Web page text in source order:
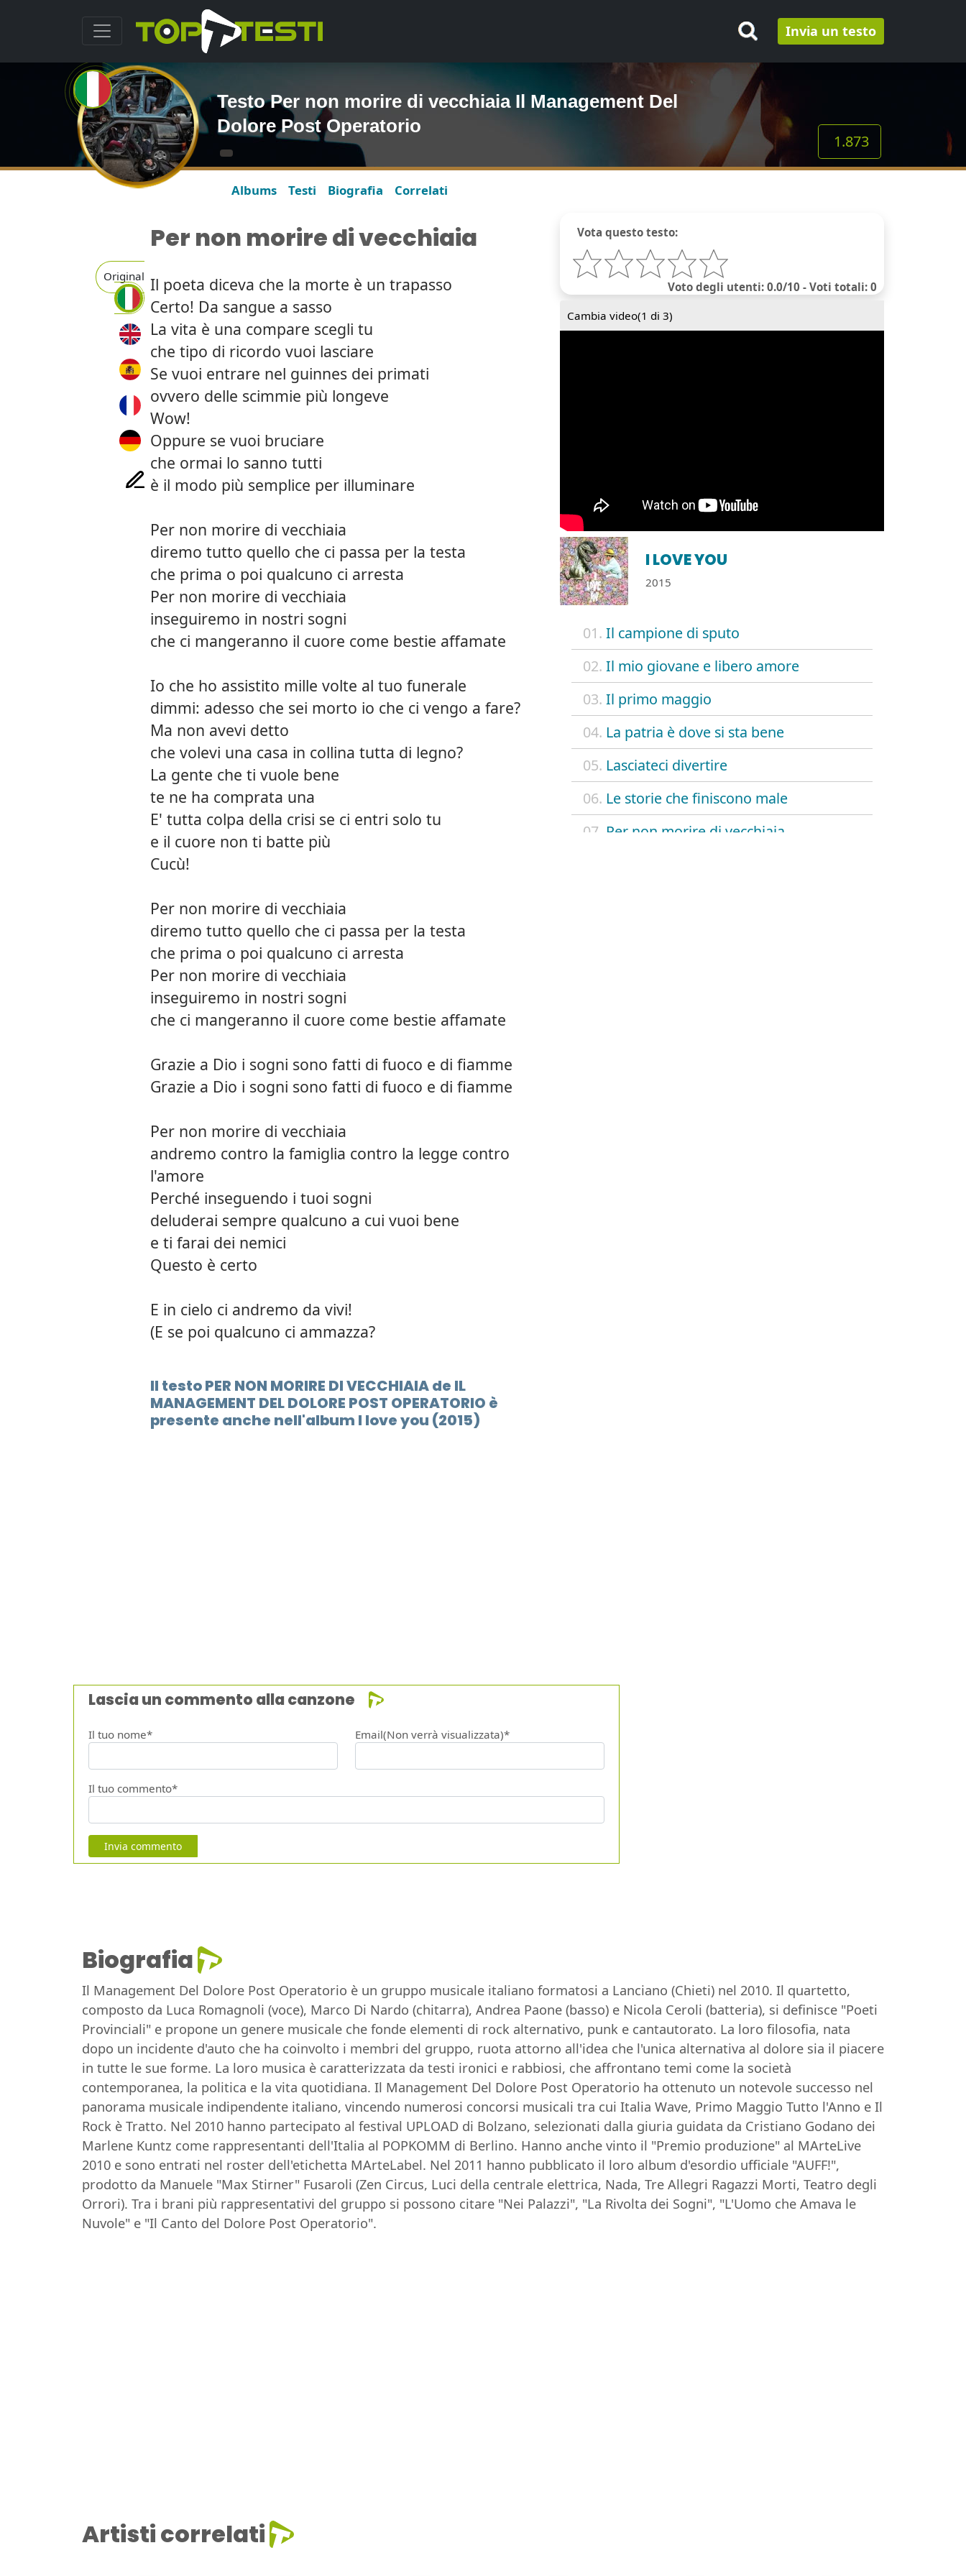
Invia un testo
Testo Per non morire di vecchiaia Il Management Del
Dolore Post Operatorio
1.873
Albums Testi Biografia Correlati
Original
Vota questo testo:
Voto degli utenti: 0.0/10 - Voti totali: 0
Cambia video(1 di 3)
I LOVE YOU
2015
01. Il campione di sputo
02. Il mio giovane e libero amore
03. Il primo maggio
04. La patria è dove si sta bene
05. Lasciateci divertire
06. Le storie che finiscono male
07. Per non morire di vecchiaia
Per non morire di vecchiaia
Il poeta diceva che la morte è un trapasso
Certo! Da sangue a sasso
La vita è una compare scegli tu
che tipo di ricordo vuoi lasciare
Se vuoi entrare nel guinnes dei primati
ovvero delle scimmie più longeve
Wow!
Oppure se vuoi bruciare
che ormai lo sanno tutti
è il modo più semplice per illuminare
Per non morire di vecchiaia
diremo tutto quello che ci passa per la testa
che prima o poi qualcuno ci arresta
Per non morire di vecchiaia
inseguiremo in nostri sogni
che ci mangeranno il cuore come bestie affamate
Io che ho assistito mille volte al tuo funerale
dimmi: adesso che sei morto io che ci vengo a fare?
Ma non avevi detto
che volevi una casa in collina tutta di legno?
La gente che ti vuole bene
te ne ha comprata una
E' tutta colpa della crisi se ci entri solo tu
e il cuore non ti batte più
Cucù!
Per non morire di vecchiaia
diremo tutto quello che ci passa per la testa
che prima o poi qualcuno ci arresta
Per non morire di vecchiaia
inseguiremo in nostri sogni
che ci mangeranno il cuore come bestie affamate
Grazie a Dio i sogni sono fatti di fuoco e di fiamme
Grazie a Dio i sogni sono fatti di fuoco e di fiamme
Per non morire di vecchiaia
andremo contro la famiglia contro la legge contro
l'amore
Perché inseguendo i tuoi sogni
deluderai sempre qualcuno a cui vuoi bene
e ti farai dei nemici
Questo è certo
E in cielo ci andremo da vivi!
(E se poi qualcuno ci ammazza?
Il testo PER NON MORIRE DI VECCHIAIA de IL
MANAGEMENT DEL DOLORE POST OPERATORIO è
presente anche nell'album I love you (2015)
Lascia un commento alla canzone
Il tuo nome* Email(Non verrà visualizzata)*
Il tuo commento*
Invia commento
Biografia
Il Management Del Dolore Post Operatorio è un gruppo musicale italiano formatosi a Lanciano (Chieti) nel 2010. Il quartetto,
composto da Luca Romagnoli (voce), Marco Di Nardo (chitarra), Andrea Paone (basso) e Nicola Ceroli (batteria), si definisce "Poeti
Provinciali" e propone un genere musicale che fonde elementi di rock alternativo, punk e cantautorato. La loro filosofia, nata
dopo un incidente d'auto che ha coinvolto i membri del gruppo, ruota attorno all'idea che l'unica alternativa al dolore sia il piacere
in tutte le sue forme. La loro musica è caratterizzata da testi ironici e rabbiosi, che affrontano temi come la società
contemporanea, la politica e la vita quotidiana. Il Management Del Dolore Post Operatorio ha ottenuto un notevole successo nel
panorama musicale indipendente italiano, vincendo numerosi concorsi musicali tra cui Italia Wave, Primo Maggio Tutto l'Anno e Il
Rock è Tratto. Nel 2010 hanno partecipato al festival UPLOAD di Bolzano, selezionati dalla giuria guidata da Cristiano Godano dei
Marlene Kuntz come rappresentanti dell'Italia al POPKOMM di Berlino. Hanno anche vinto il "Premio produzione" al MArteLive
2010 e sono entrati nel roster dell'etichetta MArteLabel. Nel 2011 hanno pubblicato il loro album d'esordio ufficiale "AUFF!",
prodotto da Manuele "Max Stirner" Fusaroli (Zen Circus, Luci della centrale elettrica, Nada, Tre Allegri Ragazzi Morti, Teatro degli
Orrori). Tra i brani più rappresentativi del gruppo si possono citare "Nei Palazzi", "La Rivolta dei Sogni", "L'Uomo che Amava le
Nuvole" e "Il Canto del Dolore Post Operatorio".
Artisti correlati